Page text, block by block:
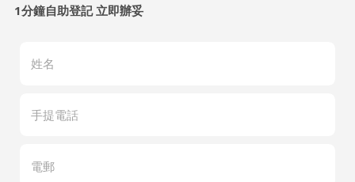
1分鐘自助登記 立即辦妥